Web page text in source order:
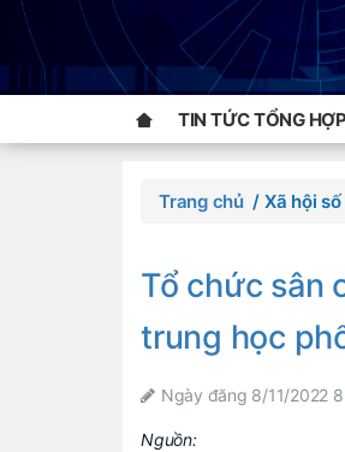
TIN TỨC TỔNG HỢP
Trang chủ / Xã hội số
Tổ chức sân
trung học
Ngày đăng 8/11/2022
Nguồn: